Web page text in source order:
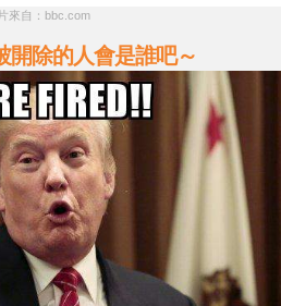
來自：bbc.com
開除的人會是誰吧～